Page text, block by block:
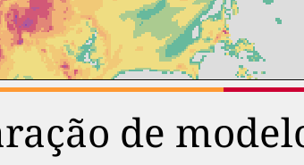
de